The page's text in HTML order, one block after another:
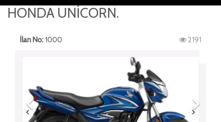
HONDA UNİCORN.
İlan No: 1000 2191